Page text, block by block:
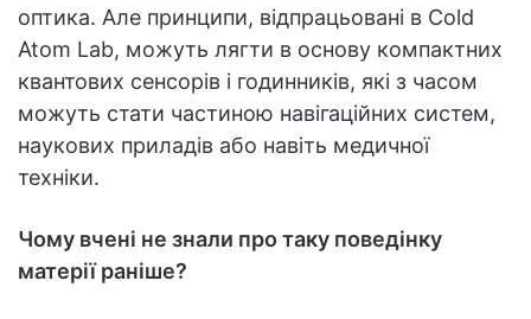
оптика. Але принципи, відпрацьовані в Cold
Atom Lab, можуть лягти в основу компактних
квантових сенсорів і годинників, які з часом
можуть стати частиною навігаційних систем,
наукових приладів або навіть медичної
техніки.
Чому вчені не знали про таку поведінку
матерії раніше?